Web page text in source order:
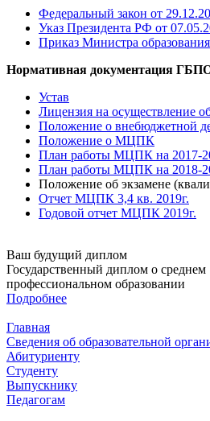
Федеральный закон от
Указ Президента РФ от
Приказ Министра
Нормативная документация
Устав
Лицензия на осуществление
Положение о внебюджетной
Положение о МЦПК
План работы МЦПК на 2017-
План работы МЦПК на 2018-
Положение об экзамене
Отчет МЦПК 3,4 кв. 2019г.
Годовой отчет МЦПК 2019г.
Ваш будущий диплом
Государственный диплом о среднем
профессиональном образовании
Подробнее
Главная
Сведения об образовательной
Абитуриенту
Студенту
Выпускнику
Педагогам